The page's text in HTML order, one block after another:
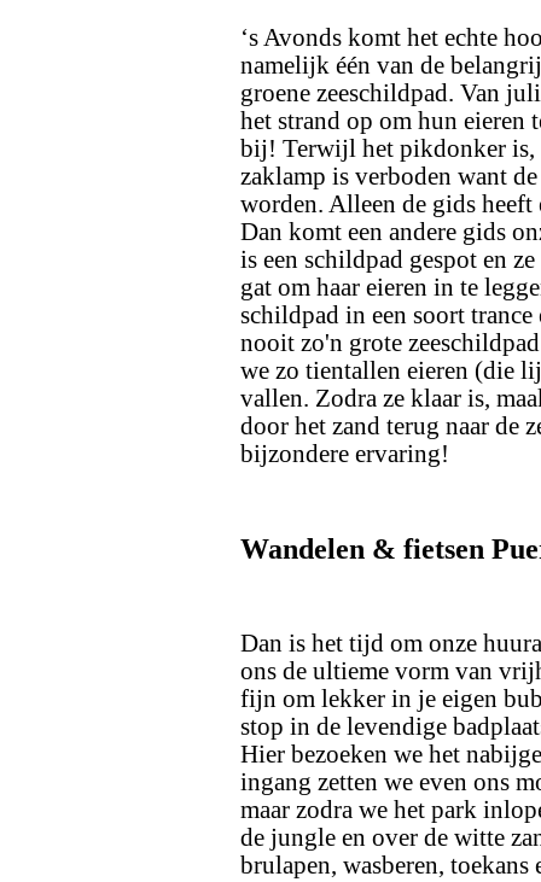
‘s Avonds komt het echte
namelijk één van de
groene zeeschildpad. Van
het strand op om hun eieren
bij! Terwijl het pikdonker is,
zaklamp is verboden want
worden. Alleen de gids
Dan komt een andere gids
is een schildpad gespot en
gat om haar eieren in te
schildpad in een soort
nooit zo'n grote
we zo tientallen eieren (die
vallen. Zodra ze klaar is,
door het zand terug naar de
bijzondere ervaring!
Wandelen & fietsen
Dan is het tijd om onze
ons de ultieme vorm van
fijn om lekker in je eigen
stop in de levendige
Hier bezoeken we het
ingang zetten we even ons
maar zodra we het park
de jungle en over de witte
brulapen, wasberen,